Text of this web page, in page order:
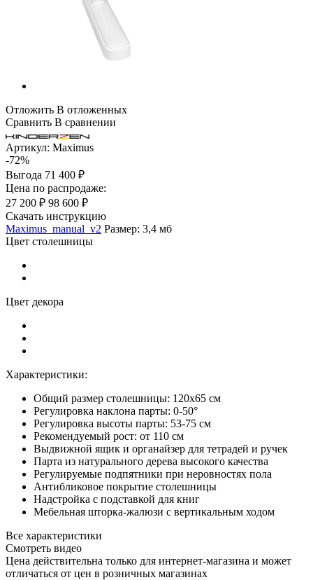
Отложить В отложенных
Сравнить В сравнении
Артикул: Maximus
-72%
Выгода 71 400 ₽
Цена по распродаже:
27 200 ₽ 98 600 ₽
Скачать инструкцию
Maximus_manual_v2 Размер: 3,4 мб
Цвет столешницы
Цвет декора
Характеристики:
Общий размер столешницы: 120x65 см
Регулировка наклона парты: 0-50°
Регулировка высоты парты: 53-75 см
Рекомендуемый рост: от 110 см
Выдвижной ящик и органайзер для тетрадей и ручек
Парта из натурального дерева высокого качества
Регулируемые подпятники при неровностях пола
Антибликовое покрытие столешницы
Надстройка с подставкой для книг
Мебельная шторка-жалюзи с вертикальным ходом
Все характеристики
Смотреть видео
Цена действительна только для интернет-магазина и может
отличаться от цен в розничных магазинах